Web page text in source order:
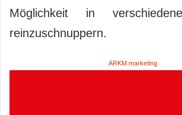
Möglichkeit in
reinzuschnuppern.
ARKM.marketing